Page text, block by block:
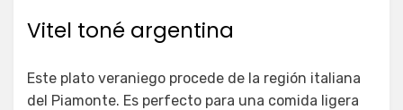
Vitel toné argentina
Este plato veraniego procede de la región italiana
del Piamonte. Es perfecto para una comida ligera